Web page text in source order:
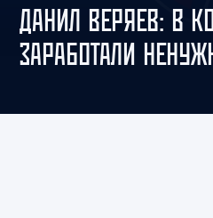
ДАНИЛ ВЕРЯЕВ: В
ЗАРАБОТАЛИ